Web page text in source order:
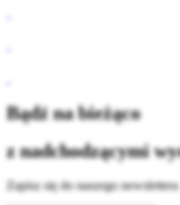
Bądź na bieżąco
z nadchodzącymi
Zapisz się do naszego newslettera